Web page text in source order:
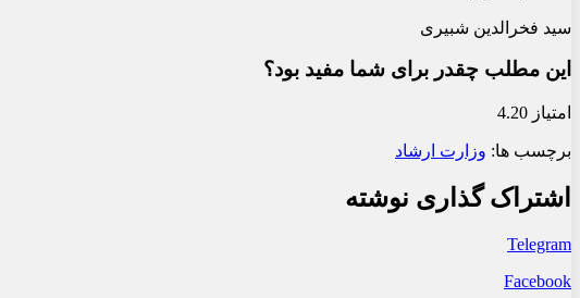
سید فخرالدین شبیری
این مطلب چقدر برای شما مفید بود؟
امتیاز 4.20
برچسب ها: وزارت ارشاد
اشتراک گذاری نوشته
Telegram
Facebook